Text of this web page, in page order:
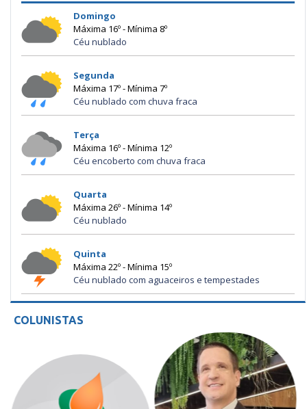
Domingo
Máxima 16º - Mínima 8º
Céu nublado
Segunda
Máxima 17º - Mínima 7º
Céu nublado com chuva fraca
Terça
Máxima 16º - Mínima 12º
Céu encoberto com chuva fraca
Quarta
Máxima 26º - Mínima 14º
Céu nublado
Quinta
Máxima 22º - Mínima 15º
Céu nublado com aguaceiros e tempestades
COLUNISTAS